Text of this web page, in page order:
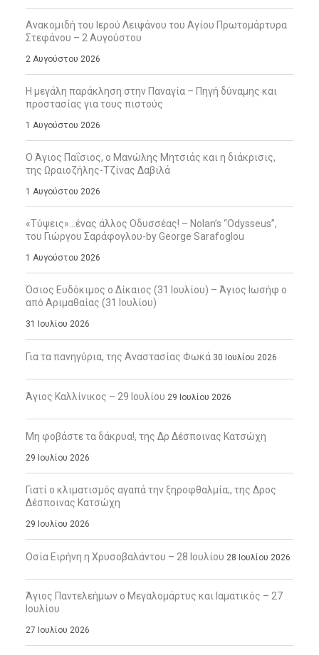
Ανακομιδή του Ιερού Λειψάνου του Αγίου Πρωτομάρτυρα
Στεφάνου – 2 Αυγούστου
2 Αυγούστου 2026
Η μεγάλη παράκληση στην Παναγία – Πηγή δύναμης και
προστασίας για τους πιστούς
1 Αυγούστου 2026
Ο Άγιος Παΐσιος, ο Μανώλης Μητσιάς και η διάκρισις,
της Ωραιοζήλης-Τζίνας Δαβιλά
1 Αυγούστου 2026
«Τύψεις»…ένας άλλος Οδυσσέας! – Nolan’s “Odysseus”,
του Γιώργου Σαράφογλου-by George Sarafoglou
1 Αυγούστου 2026
Όσιος Ευδόκιμος ο Δίκαιος (31 Ιουλίου) – Άγιος Ιωσήφ ο
από Αριμαθαίας (31 Ιουλίου)
31 Ιουλίου 2026
Για τα πανηγύρια, της Αναστασίας Φωκά 30 Ιουλίου 2026
Άγιος Καλλίνικος – 29 Ιουλίου 29 Ιουλίου 2026
Μη φοβάστε τα δάκρυα!, της Δρ Δέσποινας Κατσώχη
29 Ιουλίου 2026
Γιατί ο κλιματισμός αγαπά την ξηροφθαλμία;, της Δρος
Δέσποινας Κατσώχη
29 Ιουλίου 2026
Οσία Ειρήνη η Χρυσοβαλάντου – 28 Ιουλίου 28 Ιουλίου 2026
Άγιος Παντελεήμων ο Μεγαλομάρτυς και Ιαματικός – 27
Ιουλίου
27 Ιουλίου 2026